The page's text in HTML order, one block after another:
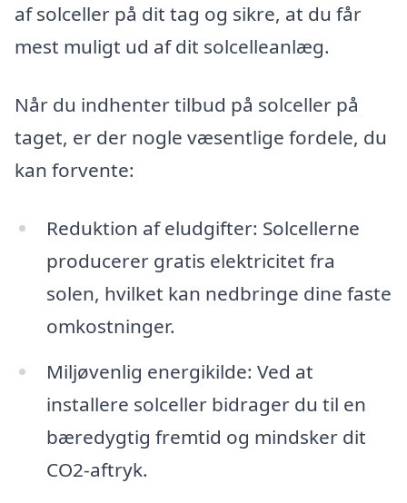
af solceller på dit tag og sikre, at du får
mest muligt ud af dit solcelleanlæg.
Når du indhenter tilbud på solceller på
taget, er der nogle væsentlige fordele, du
kan forvente:
Reduktion af eludgifter: Solcellerne
producerer gratis elektricitet fra
solen, hvilket kan nedbringe dine faste
omkostninger.
Miljøvenlig energikilde: Ved at
installere solceller bidrager du til en
bæredygtig fremtid og mindsker dit
CO2-aftryk.